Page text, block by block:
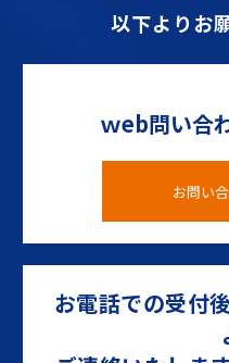
以下よりお
ｗeb問い合
お問い
お電話での受付